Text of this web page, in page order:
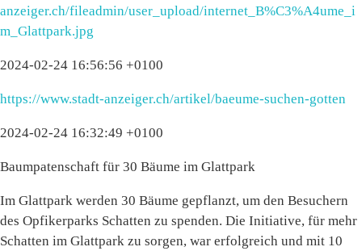
anzeiger.ch/fileadmin/user_upload/internet_B%C3%A4ume_i
m_Glattpark.jpg
2024-02-24 16:56:56 +0100
https://www.stadt-anzeiger.ch/artikel/baeume-suchen-gotten
2024-02-24 16:32:49 +0100
Baumpatenschaft für 30 Bäume im Glattpark
Im Glattpark werden 30 Bäume gepflanzt, um den Besuchern
des Opfikerparks Schatten zu spenden. Die Initiative, für mehr
Schatten im Glattpark zu sorgen, war erfolgreich und mit 10